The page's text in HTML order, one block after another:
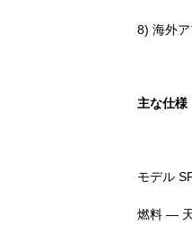
8) 海外
主な仕様
モデル
燃料 —